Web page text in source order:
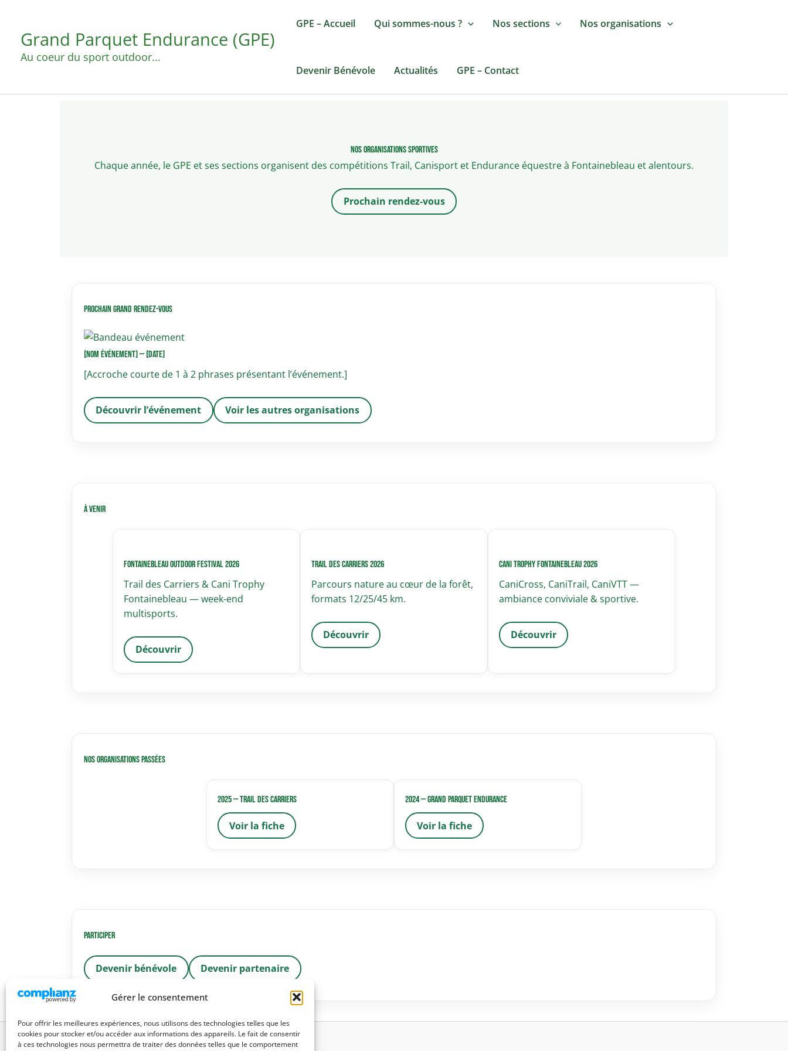
Gérer le consentement
Pour offrir les meilleures expériences, nous utilisons des technologies telles que les
cookies pour stocker et/ou accéder aux informations des appareils. Le fait de consentir
à ces technologies nous permettra de traiter des données telles que le comportement
contenuGrand Parquet Endurance (GPE)
Au coeur du sport outdoor...
GPE – Accueil Qui sommes-nous ? Nos sections Nos organisations
Devenir Bénévole Actualités GPE – Contact
Nos organisations sportives
Chaque année, le GPE et ses sections organisent des compétitions Trail, Canisport et Endurance équestre à Fontainebleau et alentours.
Prochain rendez-vous
Prochain grand rendez-vous
[NOM ÉVÉNEMENT] — [DATE]
[Accroche courte de 1 à 2 phrases présentant l’événement.]
Découvrir l’événement Voir les autres organisations
À venir
Fontainebleau Outdoor Festival 2026
Trail des Carriers & Cani Trophy
Fontainebleau — week-end
multisports.
Découvrir
Trail des Carriers 2026
Parcours nature au cœur de la forêt,
formats 12/25/45 km.
Découvrir
Cani Trophy Fontainebleau 2026
CaniCross, CaniTrail, CaniVTT —
ambiance conviviale & sportive.
Découvrir
Nos organisations passées
2025 — Trail des Carriers
Voir la fiche
2024 — Grand Parquet Endurance
Voir la fiche
Participer
Devenir bénévole Devenir partenaire